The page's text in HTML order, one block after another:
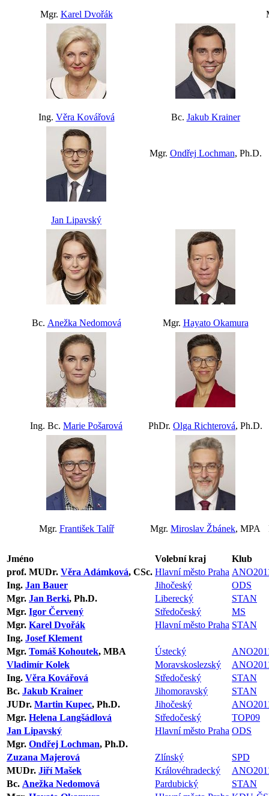
Mgr. Karel Dvořák
Ing. Věra Kovářová Bc. Jakub Krainer
Jan Lipavský
Mgr. Ondřej Lochman, Ph.D.
Bc. Anežka Nedomová Mgr. Hayato Okamura
Ing. Bc. Marie Pošarová PhDr. Olga Richterová, Ph.D.
Mgr. František Talíř Mgr. Miroslav Žbánek, MPA
Jméno Volební kraj
Klub
prof. MUDr. Věra Adámková, CSc. Hlavní město Praha
Ing. Jan Bauer Jihočeský
ODS
Mgr. Jan Berki, Ph.D. Liberecký
STAN
Mgr. Igor Červený Středočeský
MS
Mgr. Karel Dvořák Hlavní město Praha STAN
Ing. Josef Klement
Mgr. Tomáš Kohoutek, MBA Ústecký
Vladimír Kolek
Moravskoslezský
Ing. Věra Kovářová Středočeský
STAN
Bc. Jakub Krainer Jihomoravský
STAN
JUDr. Martin Kupec, Ph.D. Jihočeský
Mgr. Helena Langšádlová Středočeský
TOP09
Jan Lipavský
Hlavní město Praha ODS
Mgr. Ondřej Lochman, Ph.D.
Zuzana Majerová
Zlínský
SPD
MUDr. Jiří Mašek Královéhradecký
Bc. Anežka Nedomová Pardubický
STAN